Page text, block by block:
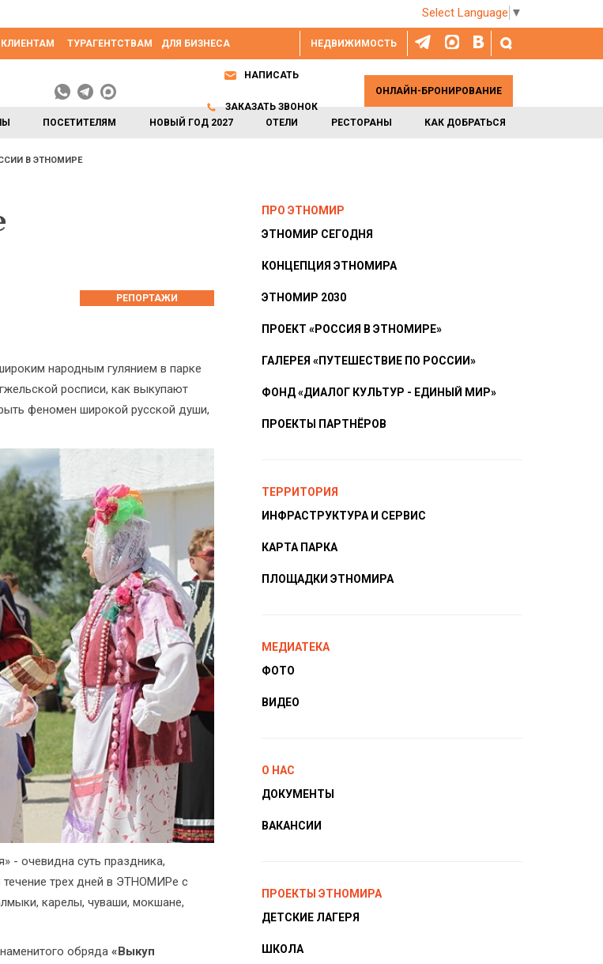
Select Language ▼
НЕДВИЖИМОСТЬ
ТУРАГЕНТСТВАМ ДЛЯ БИЗНЕСА
ПОСЕТИТЕЛЯМ НОВЫЙ ГОД 2027 ОТЕЛИ РЕСТОРАНЫ КАК ДОБРАТЬСЯ
НАПИСАТЬ
ЗАКАЗАТЬ ЗВОНОК
ОНЛАЙН-БРОНИРОВАНИЕ
В ЭТНОМИРЕ
РЕПОРТАЖИ
народным гулянием в парке
росписи, как выкупают
феномен широкой русской души,
- очевидна суть праздника,
течение трех дней в ЭТНОМИРе с
карелы, чуваши, мокшане,
обряда «Выкуп
ПРО ЭТНОМИР
ЭТНОМИР СЕГОДНЯ
КОНЦЕПЦИЯ ЭТНОМИРА
ЭТНОМИР 2030
ПРОЕКТ «РОССИЯ В ЭТНОМИРЕ»
ГАЛЕРЕЯ «ПУТЕШЕСТВИЕ ПО РОССИИ»
ФОНД «ДИАЛОГ КУЛЬТУР - ЕДИНЫЙ МИР»
ПРОЕКТЫ ПАРТНЁРОВ
ТЕРРИТОРИЯ
ИНФРАСТРУКТУРА И СЕРВИС
КАРТА ПАРКА
ПЛОЩАДКИ ЭТНОМИРА
МЕДИАТЕКА
ФОТО
ВИДЕО
О НАС
ДОКУМЕНТЫ
ВАКАНСИИ
ПРОЕКТЫ ЭТНОМИРА
ДЕТСКИЕ ЛАГЕРЯ
ШКОЛА